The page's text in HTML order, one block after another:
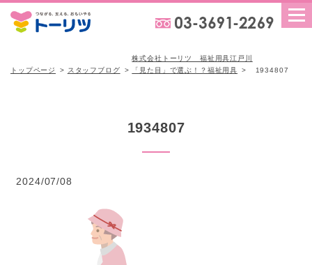
トップページ スタッフブログ
株式会社トーリツ 福祉用具江戸川
「見た目」で選ぶ！？福祉用具
1934807
1934807
2024/07/08